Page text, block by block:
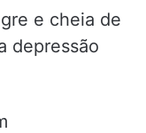
e cheia de
depressão